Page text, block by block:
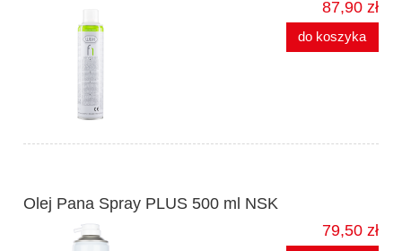
87,90 zł
do koszyka
Olej Pana Spray PLUS 500 ml NSK
79,50 zł